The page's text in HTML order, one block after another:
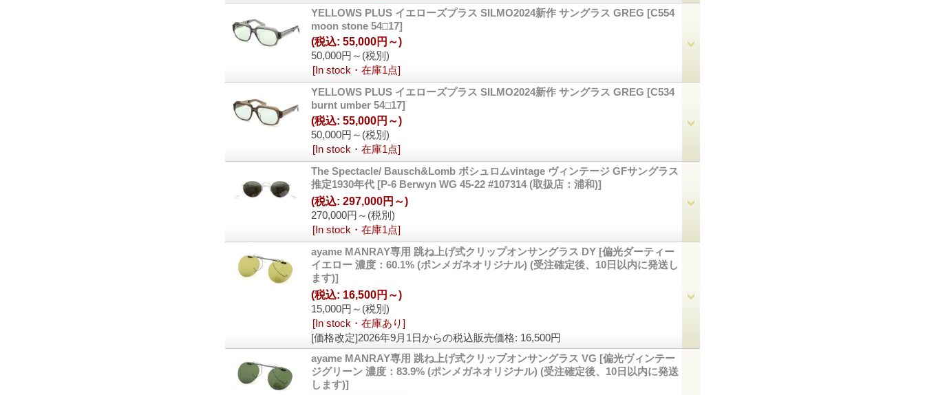
YELLOWS PLUS イエローズプラス SILMO2024新作 サングラス GREG [C554
moon stone 54□17]
50,000円～ (税別)
(税込: 55,000円～)
[In stock・在庫1点]
YELLOWS PLUS イエローズプラス SILMO2024新作 サングラス GREG [C534
burnt umber 54□17]
50,000円～ (税別)
(税込: 55,000円～)
[In stock・在庫1点]
The Spectacle/ Bausch&Lomb ボシュロムvintage ヴィンテージ GFサングラス
推定1930年代 [P-6 Berwyn WG 45-22 #107314 (取扱店：浦和)]
270,000円～ (税別)
(税込: 297,000円～)
[In stock・在庫1点]
ayame MANRAY専用 跳ね上げ式クリップオンサングラス DY [偏光ダーティー
イエロー 濃度：60.1% (ポンメガネオリジナル) (受注確定後、10日以内に発送し
ます)]
15,000円～ (税別)
(税込: 16,500円～)
[In stock・在庫あり]
[価格改定]2026年9月1日からの税込販売価格: 16,500円
ayame MANRAY専用 跳ね上げ式クリップオンサングラス VG [偏光ヴィンテー
ジグリーン 濃度：83.9% (ポンメガネオリジナル) (受注確定後、10日以内に発送
します)]